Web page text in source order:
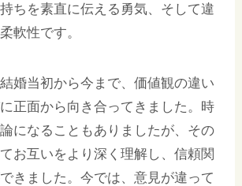
ちを素直に伝える勇気、そして違
軟性です。
婚当初から今まで、価値観の違い
正面から向き合ってきました。時
になることもありましたが、その
お互いをより深く理解し、信頼関
きました。今では、意見が違って